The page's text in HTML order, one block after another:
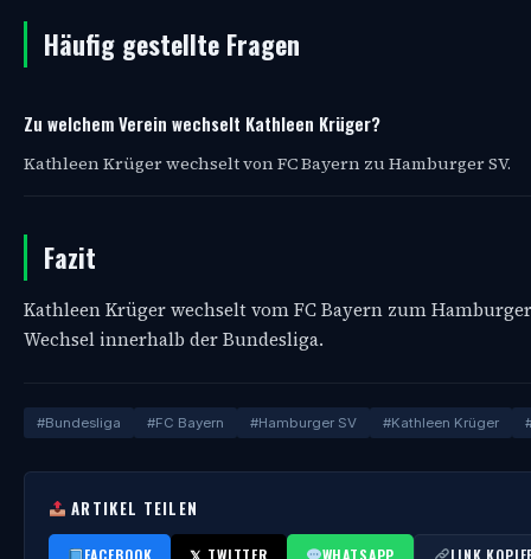
Häufig gestellte Fragen
Zu welchem Verein wechselt Kathleen Krüger?
Kathleen Krüger wechselt von FC Bayern zu Hamburger SV.
Fazit
Kathleen Krüger wechselt vom FC Bayern zum
Wechsel innerhalb der Bundesliga.
#Bundesliga #FC Bayern #Hamburger SV #Kathleen Krüger
ARTIKEL TEILEN